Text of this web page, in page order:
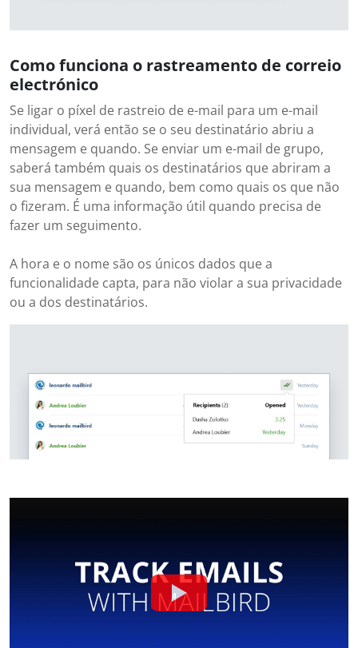
Como funciona o rastreamento de correio
electrónico
Se ligar o píxel de rastreio de e-mail para um e-mail
individual, verá então se o seu destinatário abriu a
mensagem e quando. Se enviar um e-mail de grupo,
saberá também quais os destinatários que abriram a
sua mensagem e quando, bem como quais os que não
o fizeram. É uma informação útil quando precisa de
fazer um seguimento.
A hora e o nome são os únicos dados que a
funcionalidade capta, para não violar a sua privacidade
ou a dos destinatários.